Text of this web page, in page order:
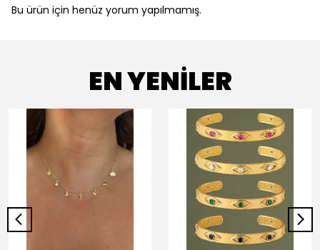
Bu ürün için henüz yorum yapılmamış.
EN YENİLER